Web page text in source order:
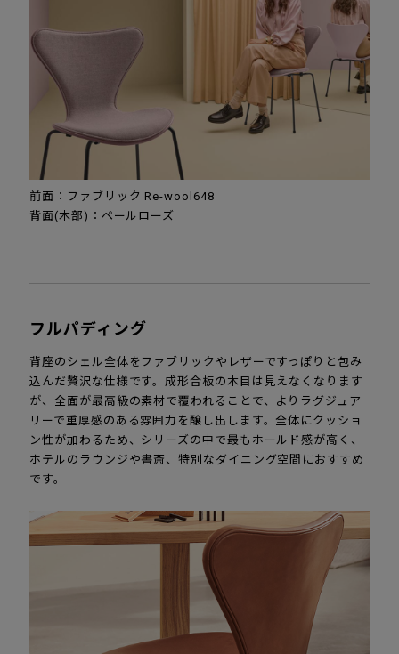
前面：ファブリック Re-wool648
背面(木部)：ペールローズ
フルパディング
背座のシェル全体をファブリックやレザーですっぽりと包み
込んだ贅沢な仕様です。成形合板の木目は見えなくなります
が、全面が最高級の素材で覆われることで、よりラグジュア
リーで重厚感のある雰囲力を醸し出します。全体にクッショ
ン性が加わるため、シリーズの中で最もホールド感が高く、
ホテルのラウンジや書斎、特別なダイニング空間におすすめ
です。